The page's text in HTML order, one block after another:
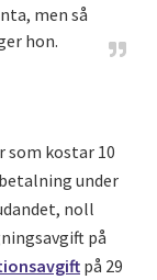
men så
hon.
som kostar 10
under
noll
på
på 29